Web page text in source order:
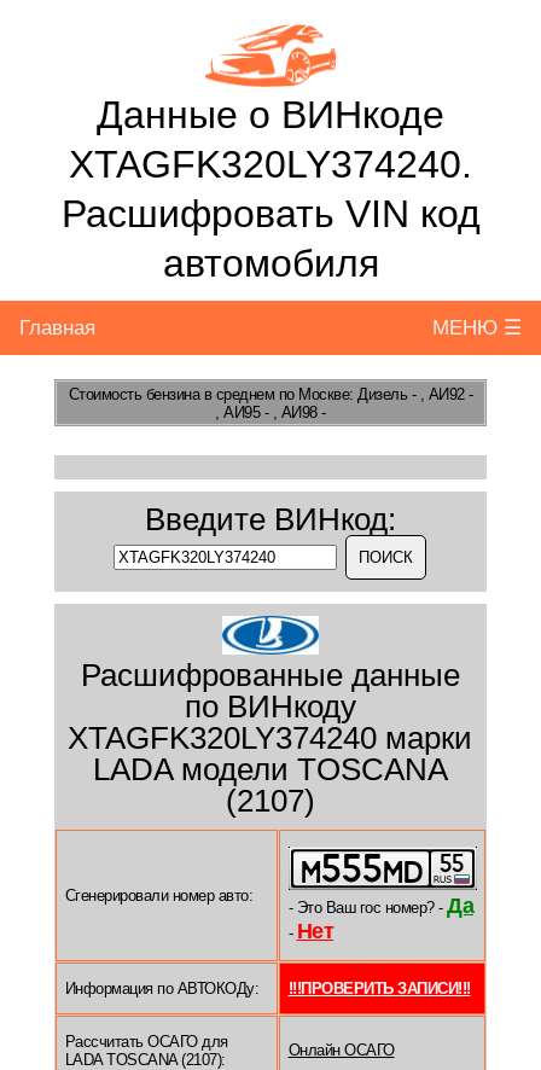
Данные о ВИНкоде
XTAGFK320LY374240.
Расшифровать VIN код
автомобиля
Главная МЕНЮ ☰
Стоимость бензинав среднем по Москве: Дизель - , АИ92 -
, АИ95 - , АИ98 -
Введите ВИНкод:
Расшифрованные данные
по ВИНкоду
XTAGFK320LY374240 марки
LADA модели TOSCANA
(2107)
Сгенерировали номер авто:
- Это Ваш гос номер? - Да
- Нет
Информация по АВТОКОДу: !!!ПРОВЕРИТЬ ЗАПИСИ!!!
Рассчитать ОСАГО для
LADA TOSCANA (2107):
Онлайн ОСАГО